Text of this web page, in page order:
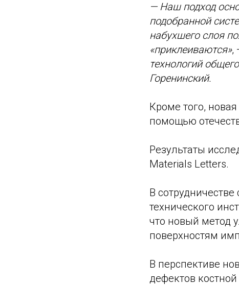
— Наш подход
подобранной
набухшего слоя
«приклеиваются»,
технологий
Горенинский.
Кроме того,
помощью
Результаты
Materials Letters.
В
технического
что новый метод
поверхностям
В перспективе
дефектов костной